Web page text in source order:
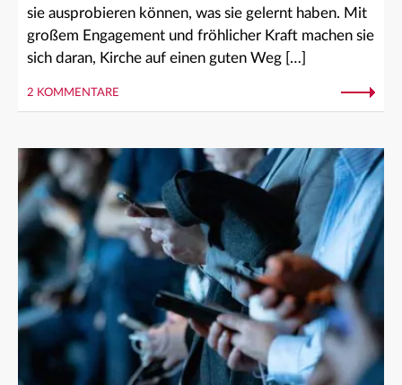
sie ausprobieren können, was sie gelernt haben. Mit
großem Engagement und fröhlicher Kraft machen sie
sich daran, Kirche auf einen guten Weg […]
2 KOMMENTARE